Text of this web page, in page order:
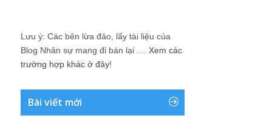
Lưu ý: Các bên lừa đảo, lấy tài liệu của
Blog Nhân sự mang đi bán lại .... Xem các
trường hợp khác ở đây!
Bài viết mới